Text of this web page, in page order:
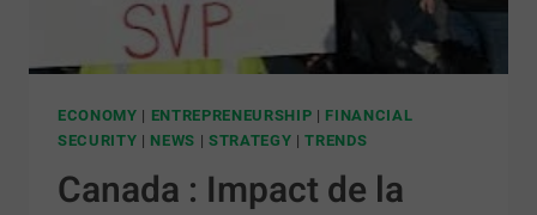
ECONOMY | ENTREPRENEURSHIP | FINANCIAL
SECURITY | NEWS | STRATEGY |TRENDS
Canada : Impact de la